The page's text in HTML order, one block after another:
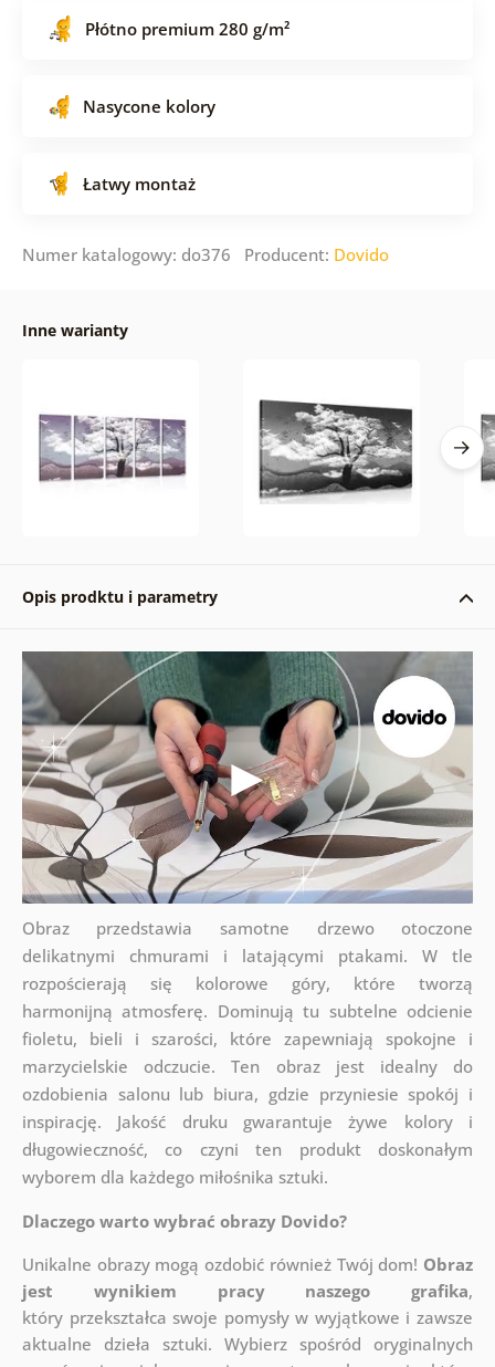
Płótno premium 280 g/m²
Nasycone kolory
Łatwy montaż
Numer katalogowy: do376 Producent: Dovido
Inne warianty
Opis prodktu i parametry
Obraz przedstawia samotne drzewo otoczone
delikatnymi chmurami i latającymi ptakami. W tle
rozpościerają się kolorowe góry, które tworzą
harmonijną atmosferę. Dominują tu subtelne odcienie
fioletu, bieli i szarości, które zapewniają spokojne i
marzycielskie odczucie. Ten obraz jest idealny do
ozdobienia salonu lub biura, gdzie przyniesie spokój i
inspirację. Jakość druku gwarantuje żywe kolory i
długowieczność, co czyni ten produkt doskonałym
wyborem dla każdego miłośnika sztuki.
Dlaczego warto wybrać obrazy Dovido?
Unikalne obrazy mogą ozdobić również Twój dom! Obraz
jest wynikiem pracy naszego grafika,
który przekształca swoje pomysły w wyjątkowe i zawsze
aktualne dzieła sztuki. Wybierz spośród oryginalnych